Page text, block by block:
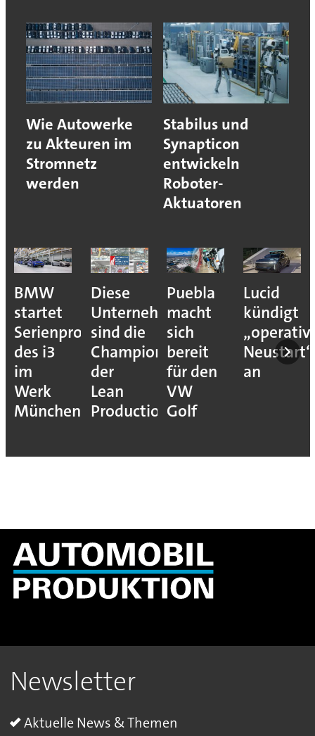
Wie Autowerke
zu Akteuren im
Stromnetz
werden
Stabilus und
Synapticon
entwickeln
Roboter-
Aktuatoren
BMW
startet
Serienproduktion
des i3
im
Werk
München
Diese
Unternehmen
sind die
Champions
der
Lean
Production
Puebla
macht
sich
bereit
für den
VW
Golf
Lucid
kündigt
Neustart“
an
Newsletter
Aktuelle News & Themen